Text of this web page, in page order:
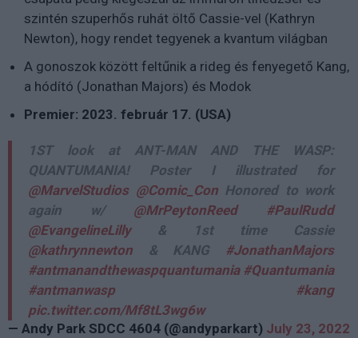
szintén szuperhős ruhát öltő Cassie-vel (Kathryn
Newton), hogy rendet tegyenek a kvantum világban
A gonoszok között feltűnik a rideg és fenyegető Kang,
a hódító (Jonathan Majors) és Modok
Premier: 2023. február 17. (USA)
1ST look at ANT-MAN AND THE WASP:
QUANTUMANIA! Poster I illustrated for
@MarvelStudios @Comic_ConHonored to work
again w/ @MrPeytonReed
#PaulRudd
@EvangelineLilly& 1st time Cassie
@kathrynnewton & KANG #JonathanMajors
#antmanandthewaspquantumania #Quantumania
#antmanwasp
#kang
pic.twitter.com/Mf8tL3wg6w
— Andy Park SDCC 4604 (@andyparkart) July 23, 2022